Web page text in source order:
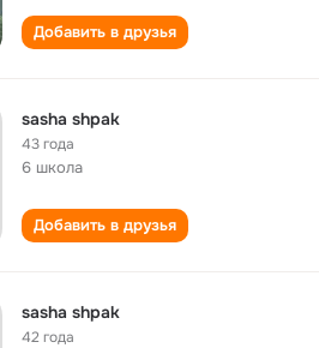
Добавить в друзья
sasha shpak
43 года
6 школа
Добавить в друзья
sasha shpak
42 года